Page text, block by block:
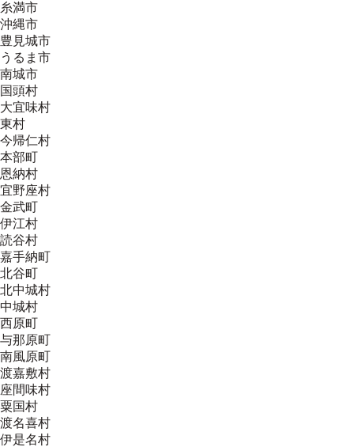
糸満市
沖縄市
豊見城市
うるま市
南城市
国頭村
大宜味村
東村
今帰仁村
本部町
恩納村
宜野座村
金武町
伊江村
読谷村
嘉手納町
北谷町
北中城村
中城村
西原町
与那原町
南風原町
渡嘉敷村
座間味村
粟国村
渡名喜村
伊是名村